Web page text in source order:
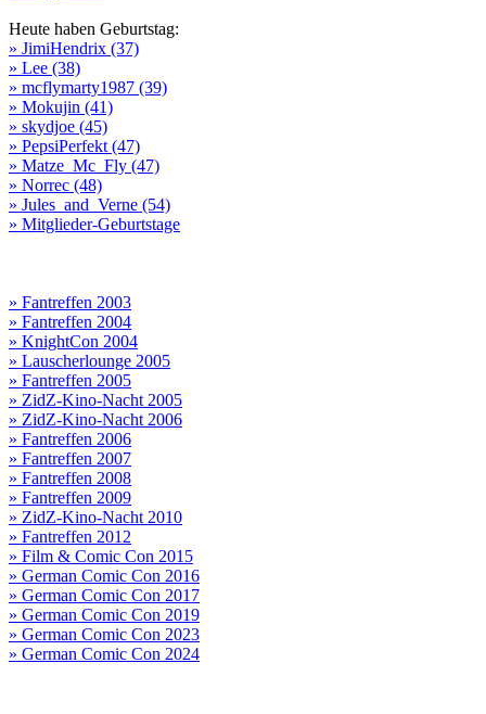
Heute haben Geburtstag:
» JimiHendrix (37)
» Lee (38)
» mcflymarty1987 (39)
» Mokujin (41)
» skydjoe (45)
» PepsiPerfekt (47)
» Matze_Mc_Fly (47)
» Norrec (48)
» Jules_and_Verne (54)
» Mitglieder-Geburtstage
» Fantreffen 2003
» Fantreffen 2004
» KnightCon 2004
» Lauscherlounge 2005
» Fantreffen 2005
» ZidZ-Kino-Nacht 2005
» ZidZ-Kino-Nacht 2006
» Fantreffen 2006
» Fantreffen 2007
» Fantreffen 2008
» Fantreffen 2009
» ZidZ-Kino-Nacht 2010
» Fantreffen 2012
» Film & Comic Con 2015
» German Comic Con 2016
» German Comic Con 2017
» German Comic Con 2019
» German Comic Con 2023
» German Comic Con 2024